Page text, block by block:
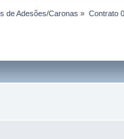
de Adesões/Caronas » Contrato